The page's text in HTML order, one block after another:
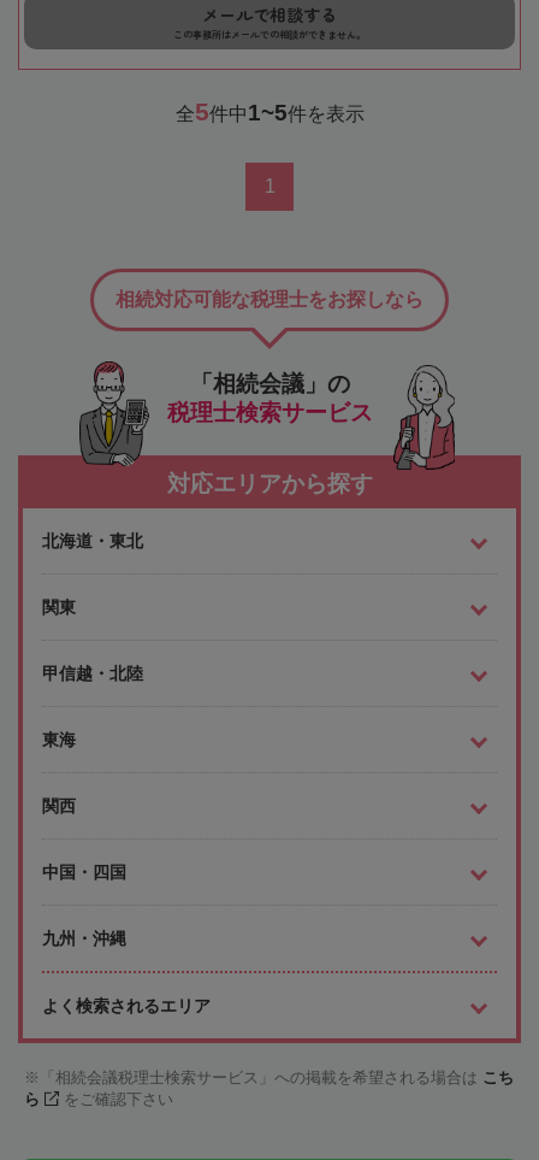
メールで相談する
この事務所はメールでの相談ができません。
全5件中1~5件を表示
1
「相続会議」の
税理士検索サービス
相続対応可能な税理士をお探しなら
対応エリアから探す
北海道・東北
関東
甲信越・北陸
東海
関西
中国・四国
九州・沖縄
よく検索されるエリア
「相続会議税理士検索サービス」への掲載を希望される場合は こち
ら
をご確認下さい